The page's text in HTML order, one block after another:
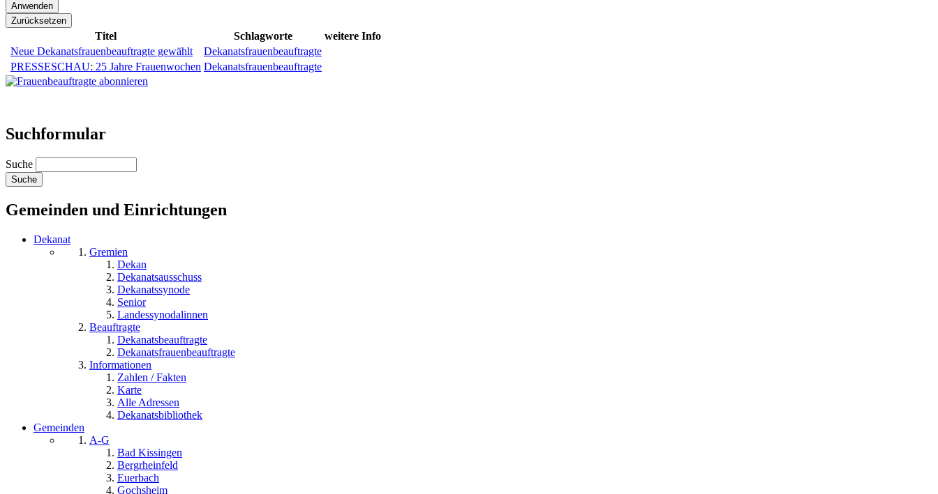
Titel Schlagworte
weitere Info
Neue Dekanatsfrauenbeauftragte gewählt
Dekanatsfrauenbeauftragte
PRESSESCHAU: 25 Jahre Frauenwochen Dekanatsfrauenbeauftragte
Suchformular
Suche
Gemeinden und Einrichtungen
Dekanat
Gremien
Dekan
Dekanatsausschuss
Dekanatssynode
Senior
Landessynodalinnen
Beauftragte
Dekanatsbeauftragte
Dekanatsfrauenbeauftragte
Informationen
Zahlen / Fakten
Karte
Alle Adressen
Dekanatsbibliothek
Gemeinden
A-G
Bad Kissingen
Bergrheinfeld
Euerbach
Gochsheim